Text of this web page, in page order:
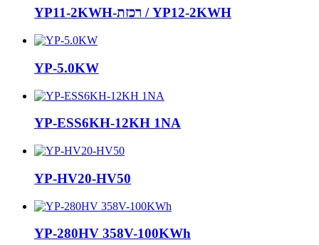
YP11-2KWH-רכזת / YP12-2KWH
YP-5.0KW
YP-ESS6KH-12KH 1NA
YP-HV20-HV50
YP-280HV 358V-100KWh